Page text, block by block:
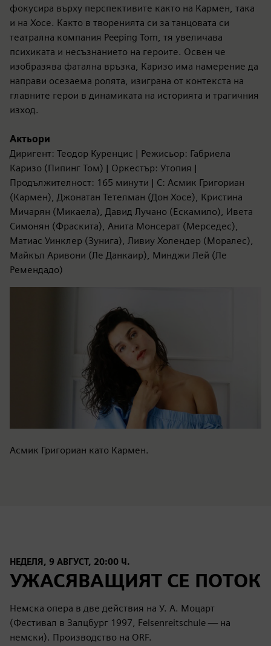
фокусира върху перспективите както на Кармен, така
и на Хосе. Както в творенията си за танцовата си
театрална компания Peeping Tom, тя увеличава
психиката и несъзнанието на героите. Освен че
изобразява фатална връзка, Каризо има намерение да
направи осезаема ролята, изиграна от контекста на
главните герои в динамиката на историята и трагичния
изход.
Актьори
Диригент: Теодор Куренцис | Режисьор: Габриела
Каризо (Пипинг Том) | Оркестър: Утопия |
Продължителност: 165 минути | С: Асмик Григориан
(Кармен), Джонатан Тетелман (Дон Хосе), Кристина
Мичарян (Микаела), Давид Лучано (Ескамило), Ивета
Симонян (Фраскита), Анита Монсерат (Мерседес),
Матиас Уинклер (Зунига), Ливиу Холендер (Моралес),
Майкъл Аривони (Ле Данкаир), Минджи Лей (Ле
Ремендадо)
Асмик Григориан като Кармен.
НЕДЕЛЯ, 9 АВГУСТ, 20:00 Ч.
УЖАСЯВАЩИЯТ СЕ ПОТОК
Немска опера в две действия на У. А. Моцарт
(Фестивал в Залцбург 1997, Felsenreitschule — на
немски). Производство на ORF.